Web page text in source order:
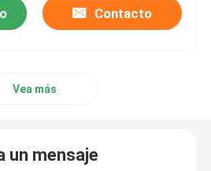
tabaco
Contacto
Vea más
un mensaje